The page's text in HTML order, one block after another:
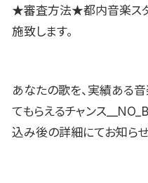
★審査方法★都内音楽ス
施致します。
あなたの歌を、実績ある
てもらえるチャンス
込み後の詳細にてお知らせ